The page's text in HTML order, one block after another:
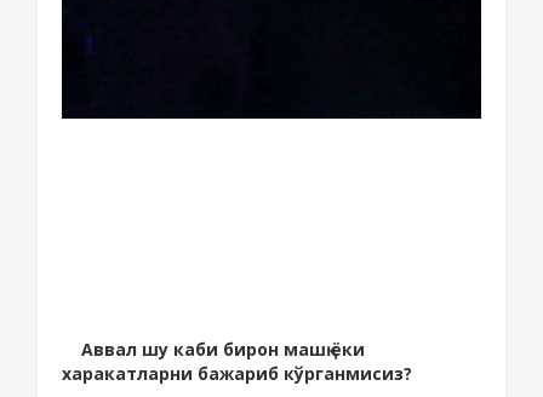
Аввал шу каби бирон машқ ёки
харакатларни бажариб кўрганмисиз?